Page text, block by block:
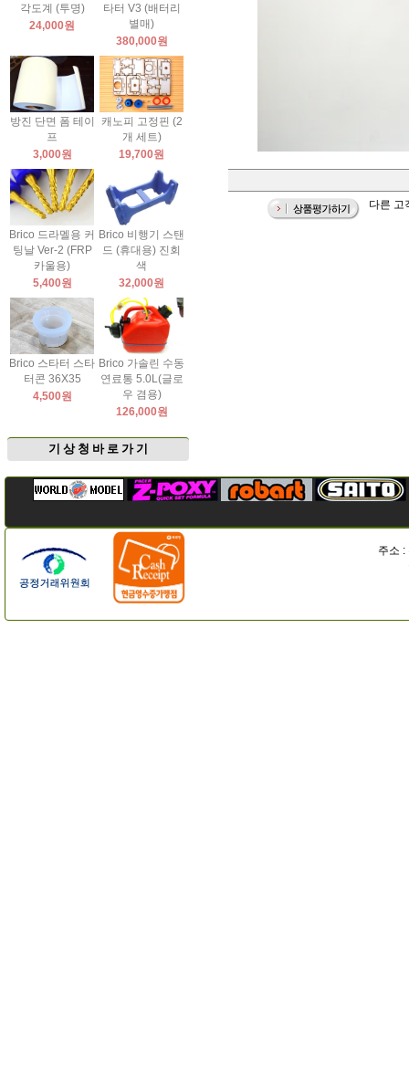
각도계 (투명)
24,000원
타터 V3 (배터리
별매)
380,000원
방진 단면 폼 테이
프
3,000원
캐노피 고정핀 (2
개 세트)
19,700원
Brico 드라멜용 커
팅날 Ver-2 (FRP
카울용)
5,400원
Brico 비행기 스탠
드 (휴대용) 진회
색
32,000원
Brico 스타터 스타
터콘 36X35
4,500원
Brico 가솔린 수동
연료통 5.0L(글로
우 겸용)
126,000원
기 상 청 바 로 가 기
다른 고
주소